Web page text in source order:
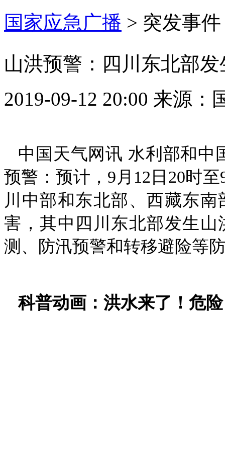
国家应急广播 > 突发事件
山洪预警：四川东北部
2019-09-12 20:00 来源：
中国天气网讯 水利部和中
预警：预计，9月12日20时
川中部和东北部、西藏东
害，其中四川东北部发生
测、防汛预警和转移避险等
科普动画：洪水来了！危